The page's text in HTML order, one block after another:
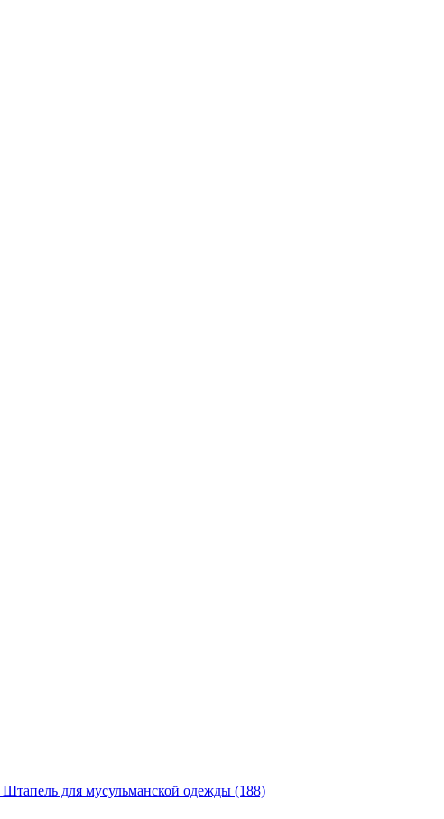
Штапель для мусульманской одежды (188)